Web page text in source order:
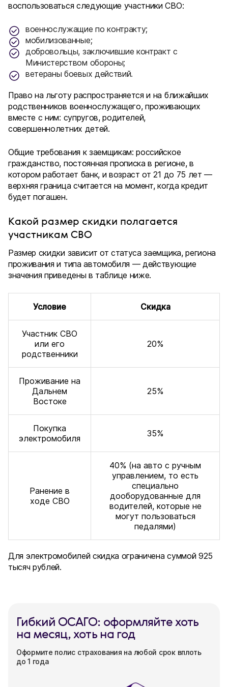
воспользоваться следующие участники СВО:
военнослужащие по контракту;
мобилизованные;
добровольцы, заключившие контракт с
Министерством обороны;
ветераны боевых действий.
Право на льготу распространяется и на ближайших
родственников военнослужащего, проживающих
вместе с ним: супругов, родителей,
совершеннолетних детей.
Общие требования к заемщикам: российское
гражданство, постоянная прописка в регионе, в
котором работает банк, и возраст от 21 до 75 лет —
верхняя граница считается на момент, когда кредит
будет погашен.
Какой размер скидки полагается
участникам СВО
Размер скидки зависит от статуса заемщика, региона
проживания и типа автомобиля — действующие
значения приведены в таблице ниже.
Условие Скидка
Участник СВО
или его
родственники
20%
Проживание на
Дальнем
Востоке
25%
Покупка
электромобиля
35%
Ранение в
ходе СВО
40% (на авто с ручным
управлением, то есть
специально
дооборудованные для
водителей, которые не
могут пользоваться
педалями)
Для электромобилей скидка ограничена суммой 925
тысяч рублей.
Гибкий ОСАГО: оформляйте хоть
на месяц, хоть на год
Оформите полис страхования на любой срок вплоть
до 1 года